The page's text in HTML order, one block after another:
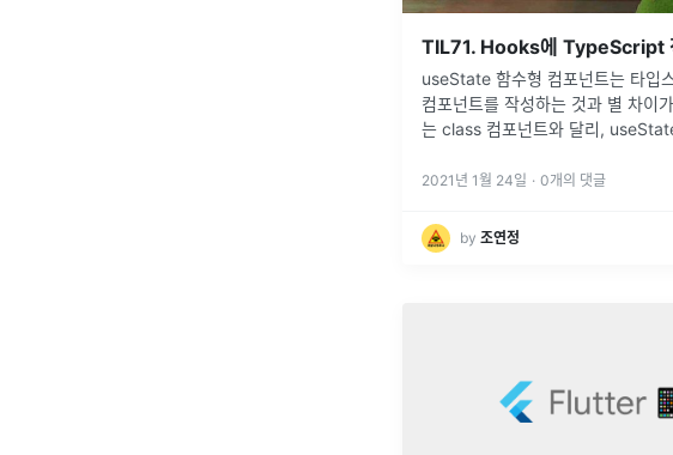
TIL71. Hooks에 TypeScript
useState 함수형 컴포넌트는 타입스크립트없이
컴포넌트를 작성하는 것과 별 차이
는 class 컴포넌트와 달리,
입을 유추하기 때문에 생략해도 상관
2021년 1월 24일 · 0개의 댓글
by 조연정